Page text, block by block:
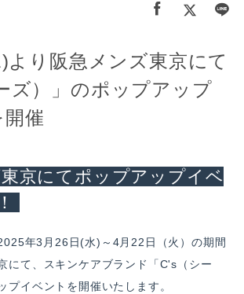
より阪急メンズ東京にて
ズ）」のポップアップ
催
京にてポップアップイベ
年3月26日(水)～4月22日（火）の期間
にて、スキンケアブランド「C's（シー
プイベントを開催いたします。